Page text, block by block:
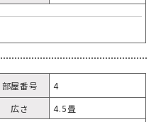
部屋番号
4
広さ
4.5畳